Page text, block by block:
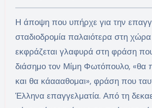
Η άποψη που υπήρχε για την
σταδιοδρομία παλαιότερα στη
εκφράζεται γλαφυρά στη φράση
διάσημο τον Μίμη Φωτόπουλο, «θα
και θα κάαααθομαι», φράση που
Έλληνα επαγγελματία. Από τη